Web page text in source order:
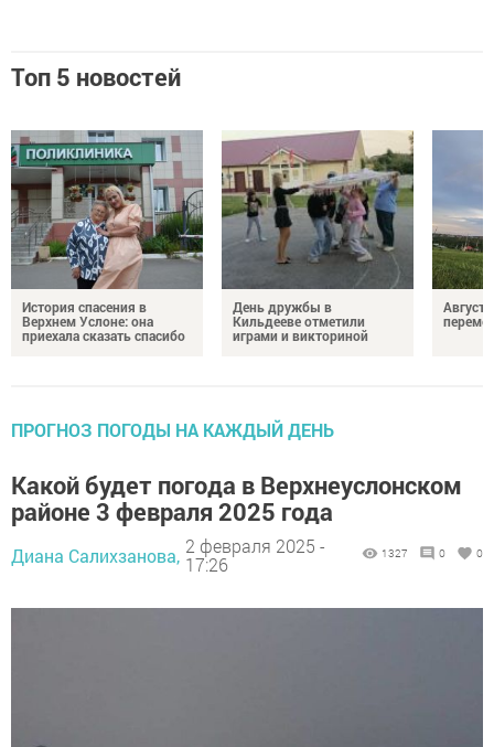
Топ 5 новостей
История спасения в
Верхнем Услоне: она
приехала сказать спасибо
День дружбы в
Кильдееве отметили
играми и викториной
Август
ПРОГНОЗ ПОГОДЫ НА КАЖДЫЙ ДЕНЬ
Какой будет погода в Верхнеуслонском
районе 3 февраля 2025 года
Диана Салихзанова, 2 февраля 2025 -
17:26
1327 0 0